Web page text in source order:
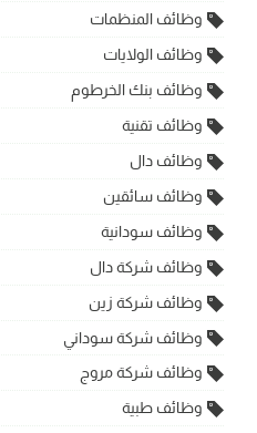
وظائف المنظمات
وظائف الولايات
وظائف بنك الخرطوم
وظائف تقنية
وظائف دال
وظائف سائقين
وظائف سودانية
وظائف شركة دال
وظائف شركة زين
وظائف شركة سوداني
وظائف شركة مروج
وظائف طبية